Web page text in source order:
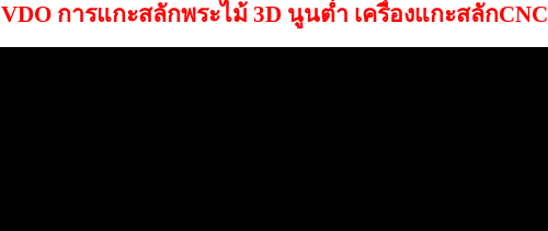
VDO การแกะสลักพระไม้ 3D นูนต่ำ เครื่องแกะสลักCNC